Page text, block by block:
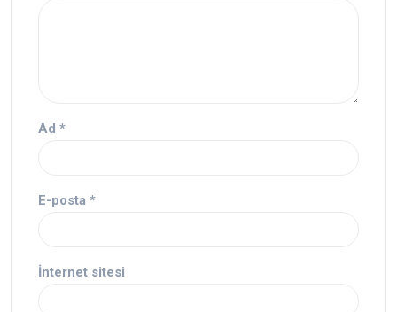
Ad *
E-posta *
İnternet sitesi